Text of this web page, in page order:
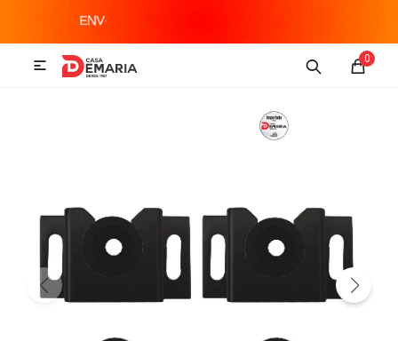
0

Imagen y Sonido Hogar
Audio
Accesorios